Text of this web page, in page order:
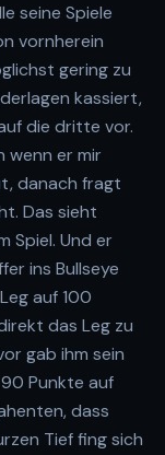
seine Spiele
vornherein
gering zu
kassiert,
die dritte vor.
wenn er mir
danach fragt
Das sieht
Spiel. Und er
ins Bullseye
auf 100
das Leg zu
gab ihm sein
Punkte auf
dass
Tief fing sich